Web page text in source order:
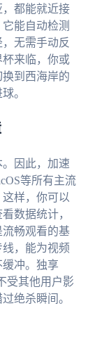
都能就近接
能自动检测
无需手动反
杯来临，你或
到西海岸的
。
因此，加速
等所有主流
样，你可以
数据统计，
畅观看的基
，能为视频
冲。独享
受其他用户影
绝杀瞬间。